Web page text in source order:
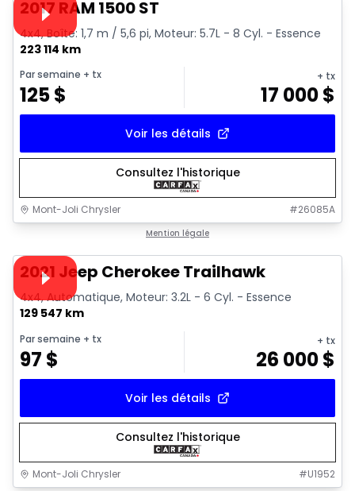
2017 RAM 1500 ST
4x4, Boîte: 1,7 m / 5,6 pi, Moteur: 5.7L - 8 Cyl. - Essence
223 114 km
Par semaine + tx
125$
+ tx
17 000$
Voir les détails
Consultez l'historique
Mont-Joli Chrysler #26085A
Mention légale
Vidéo disponible
2021 Jeep Cherokee Trailhawk
4x4, Automatique, Moteur: 3.2L - 6 Cyl. - Essence
129 547 km
Par semaine + tx
97 $
+ tx
26 000$
Voir les détails
Consultez l'historique
Mont-Joli Chrysler #U1952